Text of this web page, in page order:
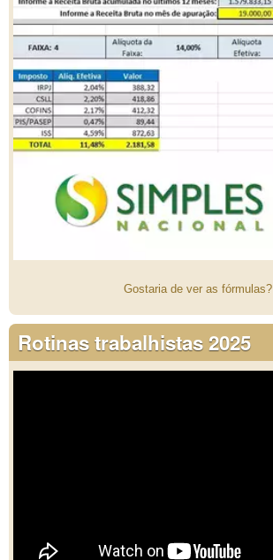
Gostaria de ver as fórmulas?
Rotinas trabalhistas 2025